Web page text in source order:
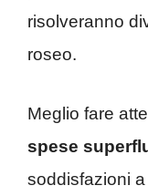
risolveranno
roseo.
Meglio fare
spese
soddisfazioni